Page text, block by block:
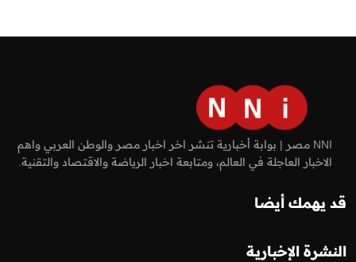
NNI مصر | بوابة أخبارية تنشر اخر اخبار مصر والوطن العربي واهم
الاخبار العاجلة في العالم، ومتابعة اخبار الرياضة والاقتصاد والتقنية.
قد يهمك أيضا
النشرة الإخبارية